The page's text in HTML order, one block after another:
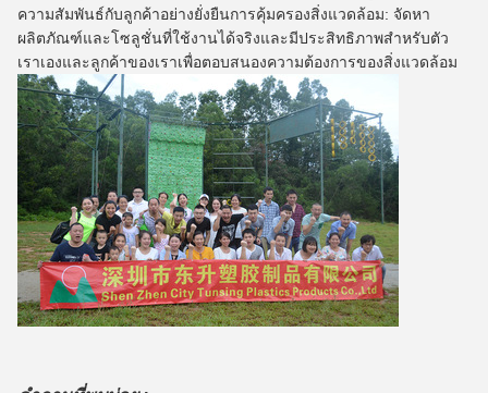
ความสัมพันธ์กับลูกค้าอย่างยั่งยืนการคุ้มครองสิ่งแวดล้อม: จัดหา
ผลิตภัณฑ์และโซลูชั่นที่ใช้งานได้จริงและมีประสิทธิภาพสำหรับตัว
เราเองและลูกค้าของเราเพื่อตอบสนองความต้องการของสิ่งแวดล้อม